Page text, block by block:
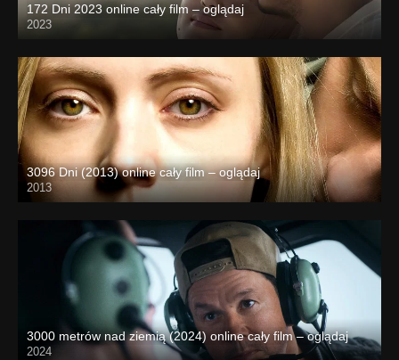
172 Dni 2023 online cały film – oglądaj
2023
3096 Dni (2013) online cały film – oglądaj
2013
3000 metrów nad ziemią (2024) online cały film – oglądaj
2024